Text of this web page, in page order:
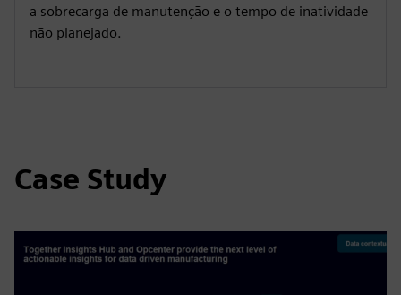
a sobrecarga de manutenção e o tempo de inatividade
não planejado.
Case Study